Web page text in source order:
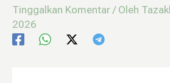
Tinggalkan Komentar / Oleh
2026